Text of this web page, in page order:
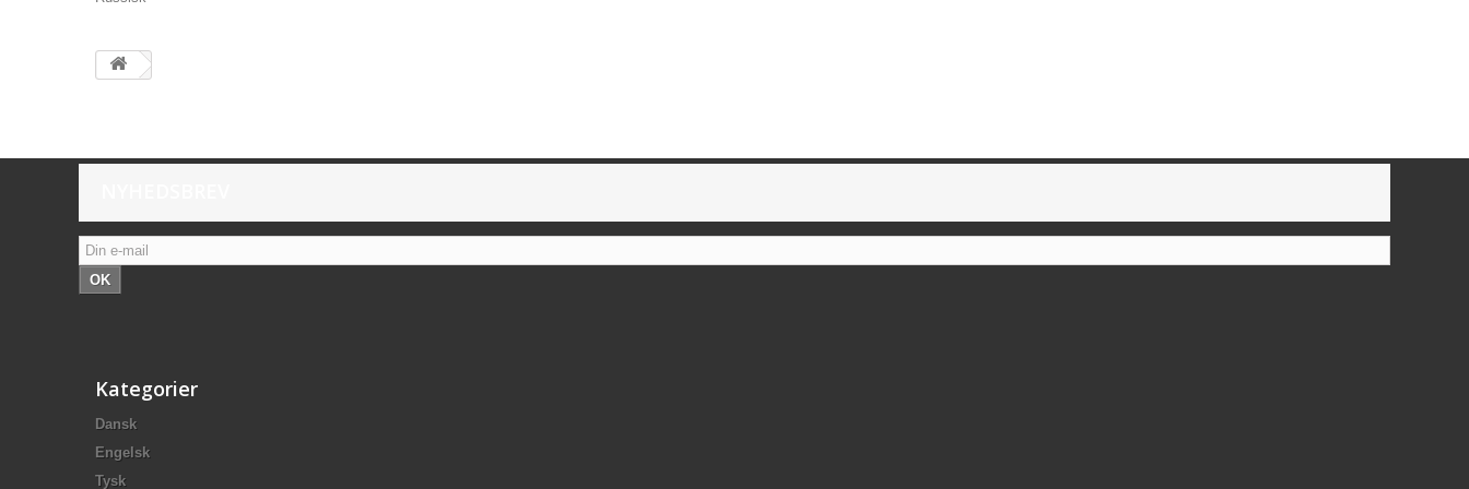
OK
Kategorier
Dansk
Engelsk
Tysk